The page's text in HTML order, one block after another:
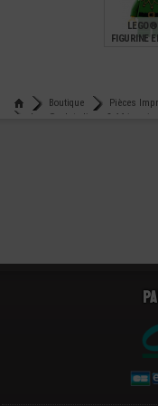
FIGURINE
Boutique
Pièces
Lego® plate lisse 8x16